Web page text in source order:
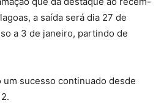
a saída será dia 27 de
a 3 de janeiro, partindo de
um sucesso continuado desde